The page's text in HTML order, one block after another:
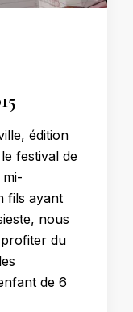
édition
festival de
mi-
fils ayant
nous
du
de 6